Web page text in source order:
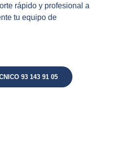
rápido y profesional a
tu equipo de
93 143 91 05